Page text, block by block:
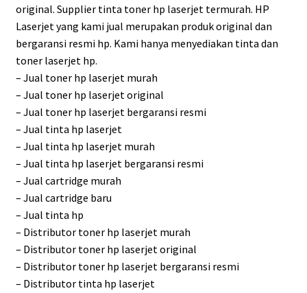
original. Supplier tinta toner hp laserjet termurah. HP
Laserjet yang kami jual merupakan produk original dan
bergaransi resmi hp. Kami hanya menyediakan tinta dan
toner laserjet hp.
– Jual toner hp laserjet murah
– Jual toner hp laserjet original
– Jual toner hp laserjet bergaransi resmi
– Jual tinta hp laserjet
– Jual tinta hp laserjet murah
– Jual tinta hp laserjet bergaransi resmi
– Jual cartridge murah
– Jual cartridge baru
– Jual tinta hp
– Distributor toner hp laserjet murah
– Distributor toner hp laserjet original
– Distributor toner hp laserjet bergaransi resmi
– Distributor tinta hp laserjet